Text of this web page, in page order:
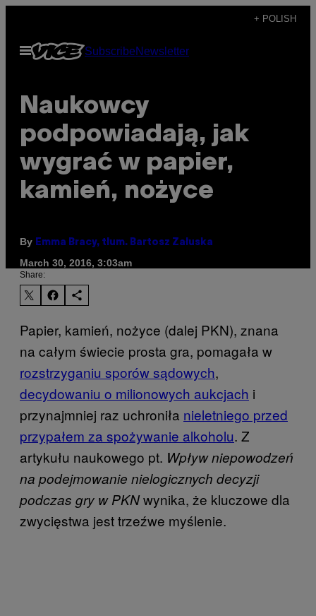
content
+ POLISH
Open
Menu
SubscribeNewsletter
Naukowcy
podpowiadają, jak
wygrać w papier,
kamień, nożyce
By Emma Bracy, tłum. Bartosz Załuska
March 30, 2016, 3:03am
Share:
Papier, kamień, nożyce (dalej PKN), znana
na całym świecie prosta gra, pomagała w
rozstrzyganiu sporów sądowych,
decydowaniu o milionowych aukcjach i
przynajmniej raz uchroniła nieletniego przed
przypałem za spożywanie alkoholu. Z
artykułu naukowego pt. Wpływ niepowodzeń
na podejmowanie nielogicznych decyzji
podczas gry w PKNwynika, że kluczowe dla
zwycięstwa jest trzeźwe myślenie.